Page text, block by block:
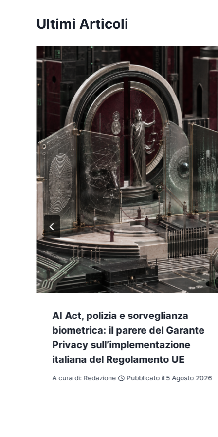
Ultimi Articoli
AI Act, polizia e sorveglianza
biometrica: il parere del Garante
Privacy sull’implementazione
italiana del Regolamento UE
A cura di: Redazione Pubblicato il 5 Agosto 2026